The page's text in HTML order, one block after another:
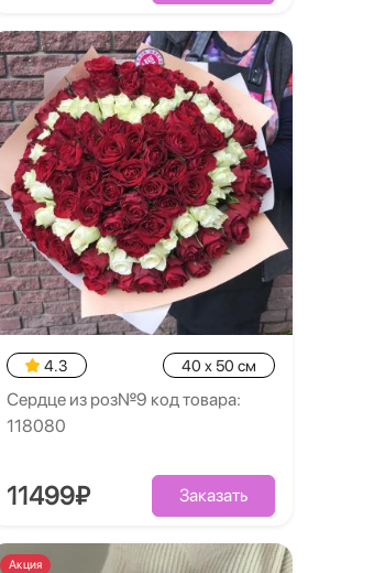
4.3 40 x 50 см
Сердце из роз№9 код товара:
118080
11499₽ Заказать
Акция